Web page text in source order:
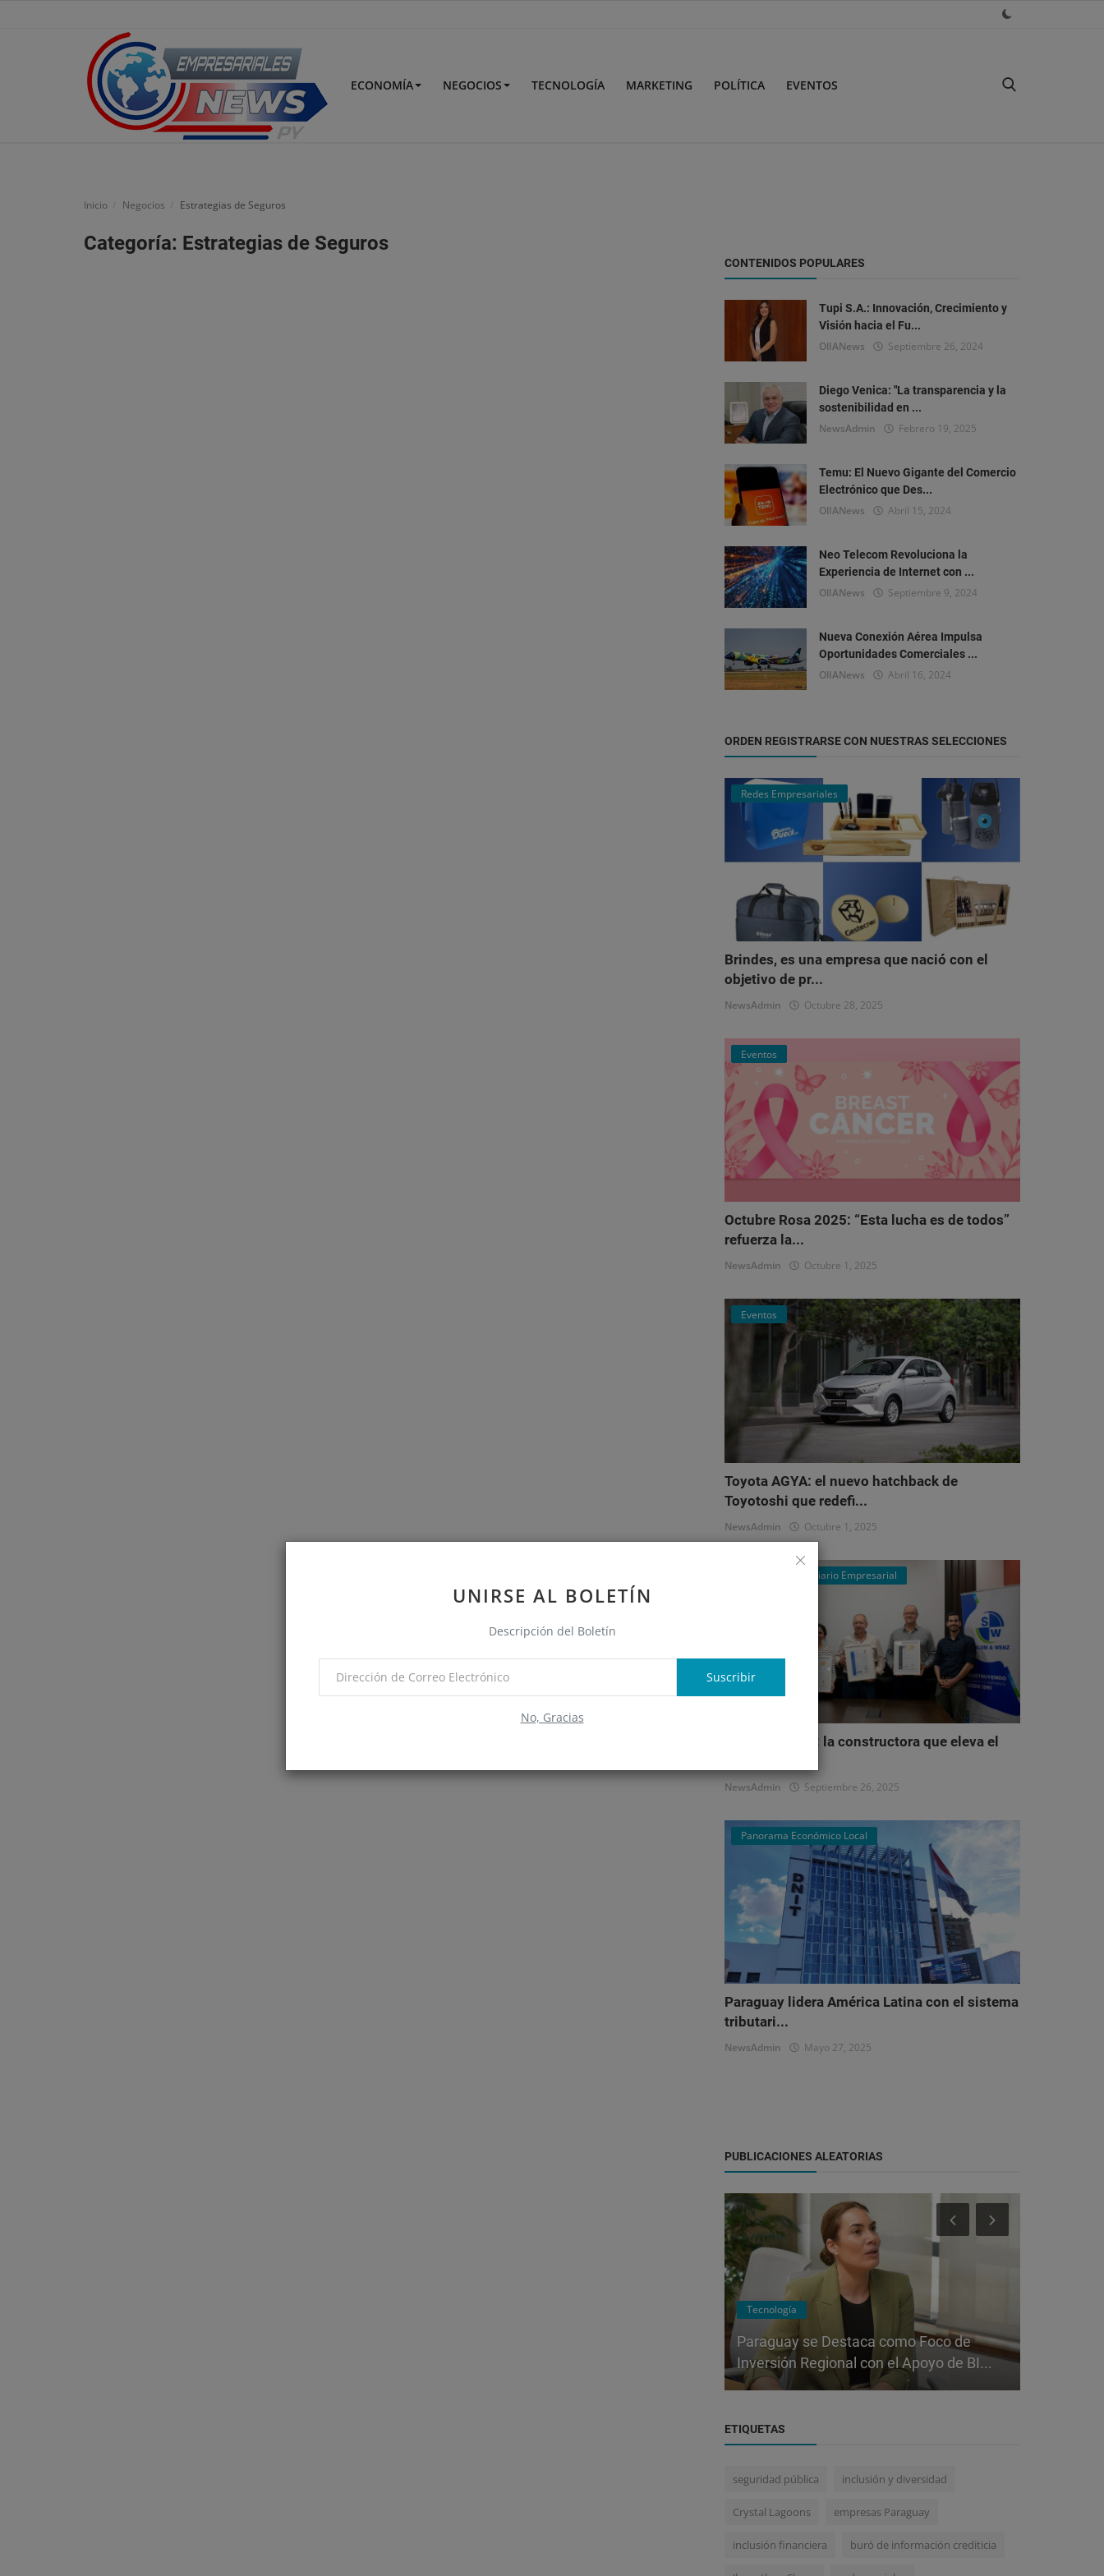
ECONOMÍA NEGOCIOS TECNOLOGÍA MARKETING POLÍTICA EVENTOS
UNIRSE AL BOLETÍN
Descripción del Boletín
Suscribir
No, Gracias
Inicio Negocios Estrategias de Seguros
Categoría: Estrategias de Seguros
CONTENIDOS POPULARES
Tupi S.A.: Innovación, Crecimiento y
Visión hacia el Fu...
OlIANews Septiembre 26, 2024
Diego Venica: "La transparencia y la
sostenibilidad en ...
NewsAdmin Febrero 19, 2025
Temu: El Nuevo Gigante del Comercio
Electrónico que Des...
OlIANews Abril 15, 2024
Neo Telecom Revoluciona la
Experiencia de Internet con ...
OlIANews Septiembre 9, 2024
Nueva Conexión Aérea Impulsa
Oportunidades Comerciales ...
OlIANews Abril 16, 2024
ORDEN REGISTRARSE CON NUESTRAS SELECCIONES
Redes Empresariales
Brindes, es una empresa que nació con el
objetivo de pr...
NewsAdmin Octubre 28, 2025
Eventos
Octubre Rosa 2025: “Esta lucha es de todos”
refuerza la...
NewsAdmin Octubre 1, 2025
Eventos
Toyota AGYA: el nuevo hatchback de
Toyotoshi que redefi...
NewsAdmin Octubre 1, 2025
Mercado Inmobiliario Empresarial
Salum & Wenz: la constructora que eleva el
NewsAdmin Septiembre 26, 2025
Panorama Económico Local
Paraguay lidera América Latina con el sistema
tributari...
NewsAdmin Mayo 27, 2025
PUBLICACIONES ALEATORIAS
Negocios
"Otazú OrthoStudio: Innovación y
Excelencia en Ortodoncia Premium
desd...
ETIQUETAS
seguridad pública inclusión y diversidad
Crystal Lagoons empresas Paraguay
inclusión financiera buró de información crediticia